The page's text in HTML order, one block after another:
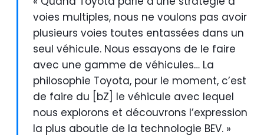
voies multiples, nous ne voulons pas avoir
plusieurs voies toutes entassées dans un
seul véhicule. Nous essayons de le faire
avec une gamme de véhicules… La
philosophie Toyota, pour le moment, c’est
de faire du [bZ] le véhicule avec lequel
nous explorons et découvrons l’expression
la plus aboutie de la technologie BEV. »